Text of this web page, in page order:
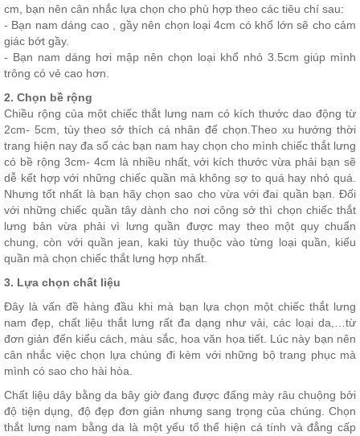
cm, bạn nên cân nhắc lựa chọn cho phù hợp theo các tiêu chí sau:
- Bạn nam dáng cao , gầy nên chọn loại 4cm có khổ lớn sẽ cho cảm
giác bớt gầy.
- Bạn nam dáng hơi mập nên chọn loại khổ nhỏ 3.5cm giúp mình
trông có vẻ cao hơn.
2. Chọn bề rộng
Chiều rộng của một chiếc thắt lưng nam có kích thước dao động từ
2cm- 5cm, tùy theo sở thích cá nhân để chọn.Theo xu hướng thời
trang hiện nay đa số các bạn nam hay chọn cho mình chiếc thắt lưng
có bề rộng 3cm- 4cm là nhiều nhất, với kích thước vừa phải bạn sẽ
dễ kết hợp với những chiếc quần mà không sợ to quá hay nhỏ quá.
Nhưng tốt nhất là bạn hãy chọn sao cho vừa với đai quần bạn. Đối
với những chiếc quần tây dành cho nơi công sở thì chọn chiếc thắt
lưng bản vừa phải vì lưng quần được may theo một quy chuẩn
chung, còn với quần jean, kaki tùy thuộc vào từng loại quần, kiểu
quần mà chọn chiếc thắt lưng hợp nhất.
3. Lựa chọn chất liệu
Đây là vấn đề hàng đầu khi mà bạn lựa chọn một chiếc thắt lưng
nam đẹp, chất liệu thắt lưng rất đa dạng như vải, các loại da,…từ
đơn giản đến kiểu cách, màu sắc, hoa văn họa tiết. Lúc này bạn nên
cân nhắc việc chọn lựa chúng đi kèm với những bộ trang phục mà
mình có sao cho hài hòa.
Chất liệu dây bằng da bây giờ đang được đấng mày râu chuộng bởi
độ tiện dụng, độ đẹp đơn giản nhưng sang trọng của chúng. Chọn
thắt lưng nam bằng da là một yếu tố thể hiện cá tính và đẳng cấp